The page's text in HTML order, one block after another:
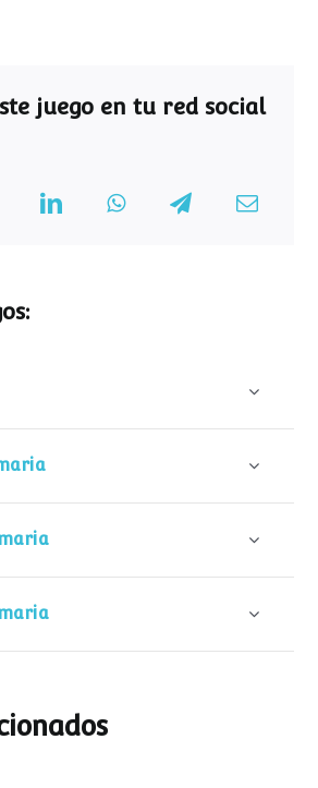
juego en tu red social